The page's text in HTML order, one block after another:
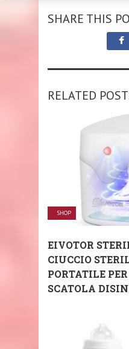
SHARE THIS
RELATED
SHOP
EIVOTOR
CIUCCIO
PORTATILE
SCATOLA